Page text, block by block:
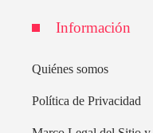
Información
Quiénes somos
Política de Privacidad